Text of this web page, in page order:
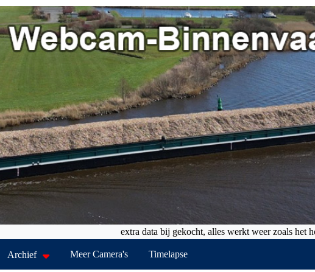
extra data bij gekocht, alles werkt weer zoals het hoort
Archief Meer Camera's Timelapse